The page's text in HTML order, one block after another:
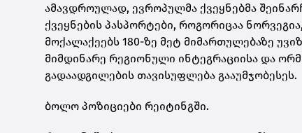
ამავდროულად, ევროპულმა ქვეყნებმა
ქვეყნების პასპორტები, როგორიცაა
მოქალაქეებს 180-ზე მეტ მიმართულებაზე
მიმდინარე რეგიონული ინტეგრაციისა და
გადაადგილების თავისუფლება გააუმჯობესეს.
ბოლო პოზიციები რეიტინგში.